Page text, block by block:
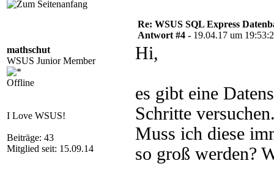
mathschut
WSUS Junior Member
Offline
I Love WSUS!
Beiträge: 43
Mitglied seit: 15.09.14
Re: WSUS SQL Express
Antwort #4 - 19.04.17 um
Hi,
es gibt eine
Schritte
Muss ich diese
so groß werden?